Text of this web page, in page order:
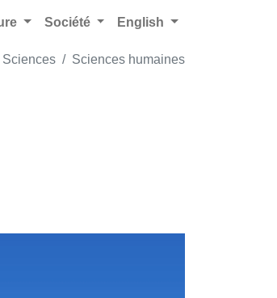
Société English
Sciences Sciences humaines